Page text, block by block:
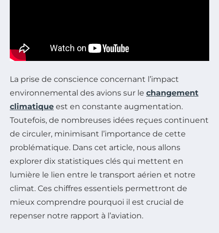
La prise de conscience concernant l’impact
environnemental des avions sur le changement
climatique est en constante augmentation.
Toutefois, de nombreuses idées reçues continuent
de circuler, minimisant l’importance de cette
problématique. Dans cet article, nous allons
explorer dix statistiques clés qui mettent en
lumière le lien entre le transport aérien et notre
climat. Ces chiffres essentiels permettront de
mieux comprendre pourquoi il est crucial de
repenser notre rapport à l’aviation.